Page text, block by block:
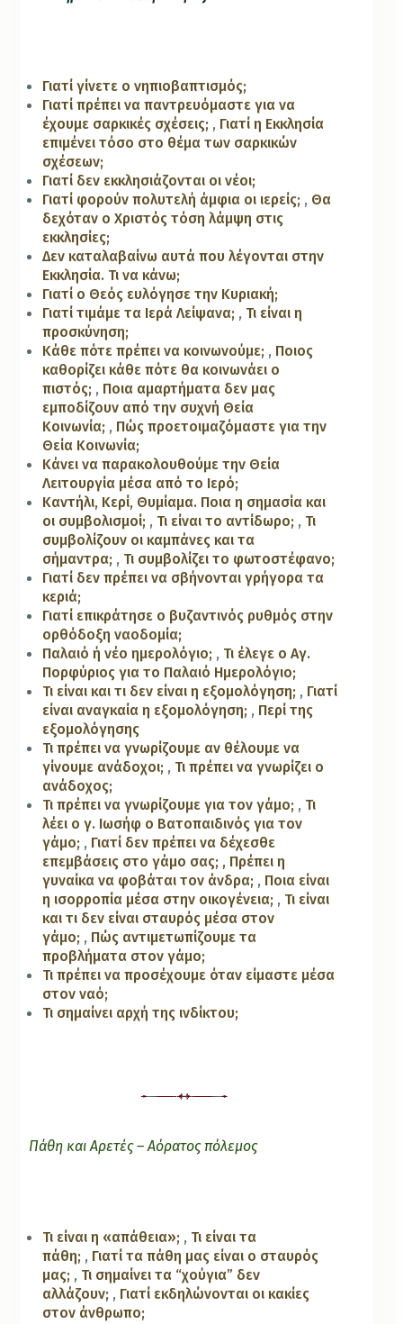
Γιατί γίνετε ο νηπιοβαπτισμός;
Γιατί πρέπει να παντρευόμαστε για να
έχουμε σαρκικές σχέσεις; , Γιατί η Εκκλησία
επιμένει τόσο στο θέμα των σαρκικών
σχέσεων;
Γιατί δεν εκκλησιάζονται οι νέοι;
Γιατί φορούν πολυτελή άμφια οι ιερείς; , Θα
δεχόταν ο Χριστός τόση λάμψη στις
εκκλησίες;
Δεν καταλαβαίνω αυτά που λέγονται στην
Εκκλησία. Τι να κάνω;
Γιατί ο Θεός ευλόγησε την Κυριακή;
Γιατί τιμάμε τα Ιερά Λείψανα; , Τι είναι η
προσκύνηση;
Κάθε πότε πρέπει να κοινωνούμε; , Ποιος
καθορίζει κάθε πότε θα κοινωνάει ο
πιστός; , Ποια αμαρτήματα δεν μας
εμποδίζουν από την συχνή Θεία
Κοινωνία; , Πώς προετοιμαζόμαστε για την
Θεία Κοινωνία;
Κάνει να παρακολουθούμε την Θεία
Λειτουργία μέσα από το Ιερό;
Καντήλι, Κερί, Θυμίαμα. Ποια η σημασία και
οι συμβολισμοί; , Τι είναι το αντίδωρο; , Τι
συμβολίζουν οι καμπάνες και τα
σήμαντρα; , Τι συμβολίζει το φωτοστέφανο;
Γιατί δεν πρέπει να σβήνονται γρήγορα τα
κεριά;
Γιατί επικράτησε ο βυζαντινός ρυθμός στην
ορθόδοξη ναοδομία;
Παλαιό ή νέο ημερολόγιο; , Τι έλεγε ο Αγ.
Πορφύριος για το Παλαιό Ημερολόγιο;
Τι είναι και τι δεν είναι η εξομολόγηση; , Γιατί
είναι αναγκαία η εξομολόγηση; , Περί της
εξομολόγησης
Τι πρέπει να γνωρίζουμε αν θέλουμε να
γίνουμε ανάδοχοι; , Τι πρέπει να γνωρίζει ο
ανάδοχος;
Τι πρέπει να γνωρίζουμε για τον γάμο; , Τι
λέει ο γ. Ιωσήφ ο Βατοπαιδινός για τον
γάμο; , Γιατί δεν πρέπει να δέχεσθε
επεμβάσεις στο γάμο σας; , Πρέπει η
γυναίκα να φοβάται τον άνδρα; , Ποια είναι
η ισορροπία μέσα στην οικογένεια; , Τι είναι
και τι δεν είναι σταυρός μέσα στον
γάμο; , Πώς αντιμετωπίζουμε τα
προβλήματα στον γάμο;
Τι πρέπει να προσέχουμε όταν είμαστε μέσα
στον ναό;
Τι σημαίνει αρχή της ινδίκτου;
Πάθη και Αρετές – Αόρατος πόλεμος
Τι είναι η «απάθεια»; , Τι είναι τα
πάθη; , Γιατί τα πάθη μας είναι ο σταυρός
μας; , Τι σημαίνει τα “χούγια” δεν
αλλάζουν; , Γιατί εκδηλώνονται οι κακίες
στον άνθρωπο;